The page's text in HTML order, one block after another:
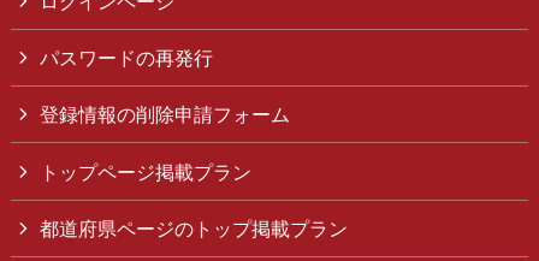
パスワードの再発行
登録情報の削除申請フォーム
トップページ掲載プラン
都道府県ページのトップ掲載プラン